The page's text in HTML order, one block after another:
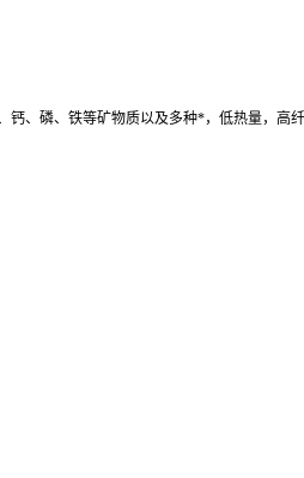
钙、磷、铁等矿物质以及多种*，低热量，